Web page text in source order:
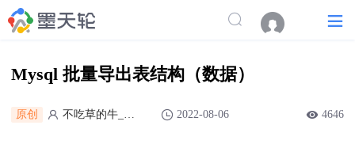
Mysql 批量导出表结构（数据）
原创 不吃草的牛_Nick 2022-08-06 4646